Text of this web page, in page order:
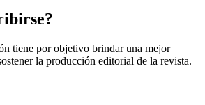
tiene por objetivo brindar una mejor
la producción editorial de la revista.